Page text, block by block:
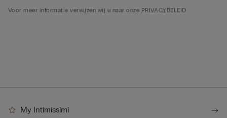
Voor meer informatie verwijzen wij u naar onze PRIVACYBELEID
My Intimissimi